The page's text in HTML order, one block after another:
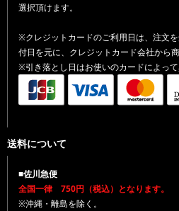
選択頂けます。
※クレジットカードのご利用日は、注文
付日を元に、クレジットカード会社から
※引き落とし日はお使いのカードによって
送料について
■佐川急便
全国一律 750円（税込）となります。
※沖縄・離島を除く。